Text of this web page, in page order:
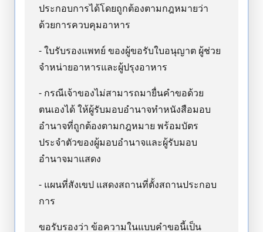
ประกอบการได้โดยถูกต้องตามกฎหมายว่า
ด้วยการควบคุมอาหาร
- ใบรับรองแพทย์ ของผู้ขอรับใบอนุญาต ผู้ช่วย
จำหน่ายอาหารและผู้ปรุงอาหาร
- กรณีเจ้าของไม่สามารถมายื่นคำขอด้วย
ตนเองได้ ให้ผู้รับมอบอำนาจทำหนังสือมอบ
อำนาจที่ถูกต้องตามกฎหมาย พร้อมบัตร
ประจำตัวของผู้มอบอำนาจและผู้รับมอบ
อำนาจมาแสดง
- แผนที่สังเขป แสดงสถานที่ตั้งสถานประกอบ
การ
ขอรับรองว่า ข้อความในแบบคำขอนี้เป็น